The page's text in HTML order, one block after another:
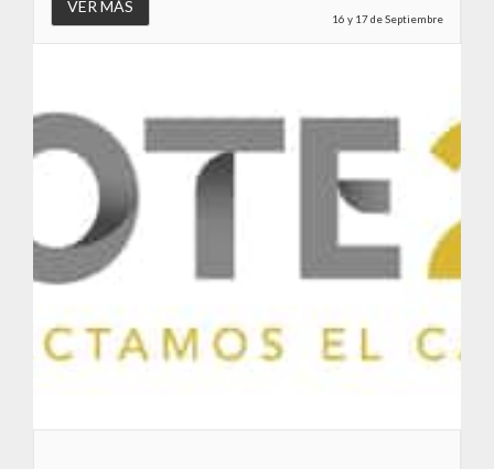
16 y 17 de Septiembre